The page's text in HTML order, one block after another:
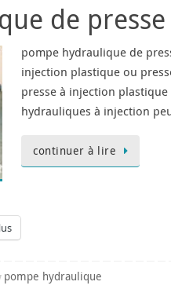
de
pompe hydraulique de
injection plastique ou
presse à injection
hydrauliques à injection
continuer à lire
pompe hydraulique